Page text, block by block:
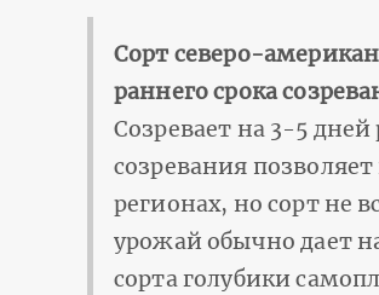
Сорт северо-
раннего срока
Созревает на 3-5
созревания
регионах, но сорт не
урожай обычно дает
сорта голубики